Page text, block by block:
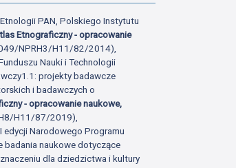
PAN, Polskiego Instytutu
Etnograficzny - opracowanie
NPRH3/H11/82/2014),
Nauki i Technologii
projekty badawcze
i badawczych o
- opracowanie naukowe,
H11/87/2019),
Narodowego Programu
badania naukowe dotyczące
dla dziedzictwa i kultury